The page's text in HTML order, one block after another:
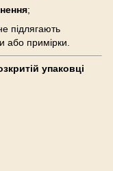
;
підлягають
або примірки.
упаковці